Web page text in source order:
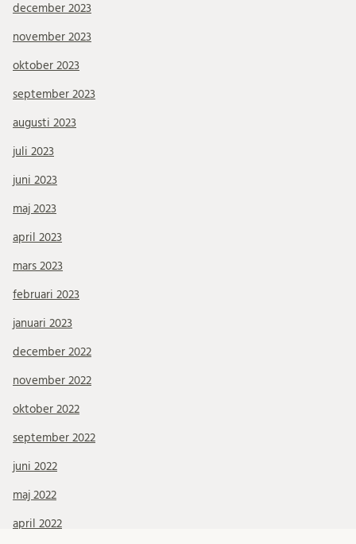
december 2023
november 2023
oktober 2023
september 2023
augusti 2023
juli 2023
juni 2023
maj 2023
april 2023
mars 2023
februari 2023
januari 2023
december 2022
november 2022
oktober 2022
september 2022
juni 2022
maj 2022
april 2022